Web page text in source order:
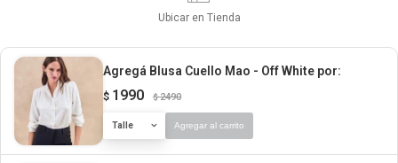
Ubicar en Tienda
Agregá Blusa Cuello Mao - Off White por:
$ 1990 $ 2490
Talle Agregar al carrito